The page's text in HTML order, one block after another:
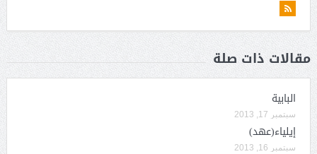
مقالات ذات صلة
البابية
سبتمبر 17, 2013
إيلياء(عهد)
سبتمبر 16, 2013